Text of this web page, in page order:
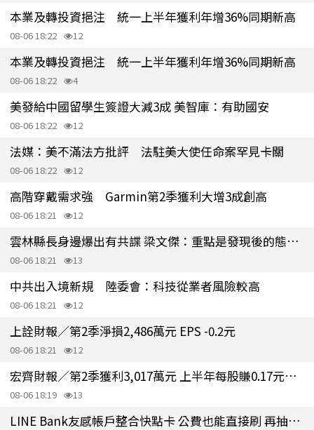
本業及轉投資挹注 統一上半年獲利年增36%同期新高
08-06 18:22 12
本業及轉投資挹注 統一上半年獲利年增36%同期新高
08-06 18:22 4
美發給中國留學生簽證大減3成 美智庫：有助國安
08-06 18:22 12
法媒：美不滿法方批評 法駐美大使任命案罕見卡關
08-06 18:22 12
高階穿戴需求強 Garmin第2季獲利大增3成創高
08-06 18:21 12
雲林縣長身邊爆出有共諜 梁文傑：重點是發現後的態度是什麼
08-06 18:21 13
中共出入境新規 陸委會：科技從業者風險較高
08-06 18:21 12
上詮財報／第2季淨損2,486萬元 EPS -0.2元
08-06 18:21 12
宏齊財報／第2季獲利3,017萬元 上半年每股賺0.17元、轉虧為盈
08-06 18:19 13
LINE Bank友感帳戶整合快點卡 公費也能直接刷 再抽MAMA AWARDS門票